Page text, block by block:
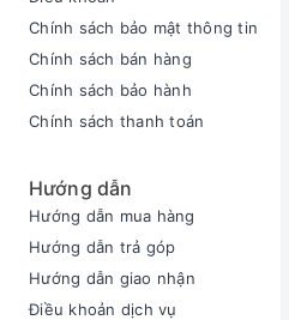
thuận tiện ngay cả khi sử
của phím cao cùng với độ
cùng "sướng tay"
Chính sách bảo mật thông tin
Chính sách bán hàng
Chính sách bảo hành
Chính sách thanh toán
Hướng dẫn
Hướng dẫn mua hàng
Hướng dẫn trả góp
Hướng dẫn giao nhận
Điều khoản dịch vụ